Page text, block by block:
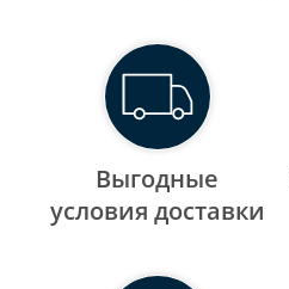
Выгодные
уcловия доставки